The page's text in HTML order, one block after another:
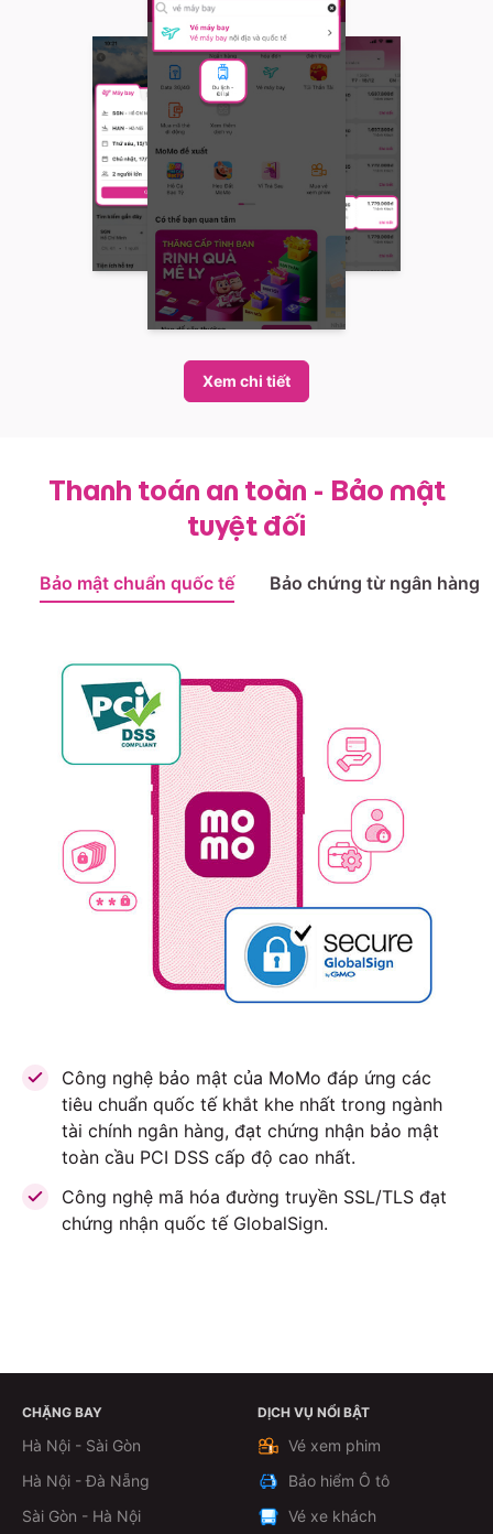
Xem chi tiết
Thanh toán an toàn - Bảo mật
tuyệt đối
Bảo mật chuẩn quốc tế Bảo chứng từ ngân hàng
Công nghệ bảo mật của MoMo đáp ứng các
tiêu chuẩn quốc tế khắt khe nhất trong ngành
tài chính ngân hàng, đạt chứng nhận bảo mật
toàn cầu PCI DSS cấp độ cao nhất.
Công nghệ mã hóa đường truyền SSL/TLS đạt
chứng nhận quốc tế GlobalSign.
ĐẶT VÉ NGAY
CHẶNG BAY
Hà Nội - Sài Gòn
Hà Nội - Đà Nẵng
Sài Gòn - Hà Nội
DỊCH VỤ NỔI BẬT
Vé xem phim
Bảo hiểm Ô tô
Vé xe khách